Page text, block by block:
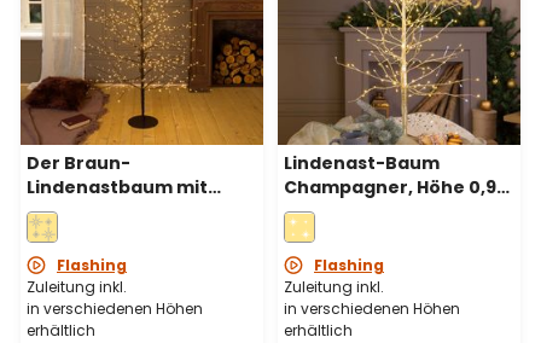
Der Braun-
Lindenastbaum mit
einer Höhe von 1,70 m
verfügt über 784
warmweiße Mikro-LEDs,
Innenbereich
Flashing
Zuleitung inkl.
in verschiedenen Höhen
erhältlich
Lindenast-Baum
Champagner, Höhe 0,9
m, 240 warmweiße
Mikro-LEDs und
Kaltweiß, Innenbereich
Flashing
Zuleitung inkl.
in verschiedenen Höhen
erhältlich